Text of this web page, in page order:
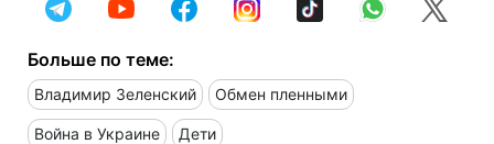
Больше по теме:
Владимир Зеленский Обмен пленными
Война в Украине Дети